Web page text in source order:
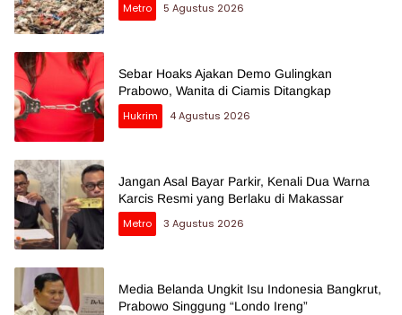
Metro
5 Agustus 2026
Sebar Hoaks Ajakan Demo Gulingkan
Prabowo, Wanita di Ciamis Ditangkap
Hukrim
4 Agustus 2026
Jangan Asal Bayar Parkir, Kenali Dua Warna
Karcis Resmi yang Berlaku di Makassar
Metro
3 Agustus 2026
Media Belanda Ungkit Isu Indonesia Bangkrut,
Prabowo Singgung “Londo Ireng”